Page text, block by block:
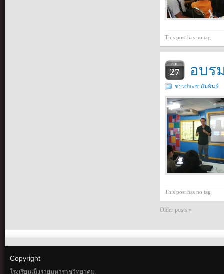
This post has no tag
ก.พ.
27 อบร
ข่าวประชาสัมพันธ์
This post has no tag
Older posts «
Copyright
โรงเรียนเม็งรายมหาราชวิทยาคม